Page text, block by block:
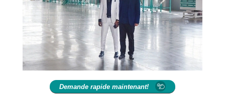
Demande rapide maintenant!